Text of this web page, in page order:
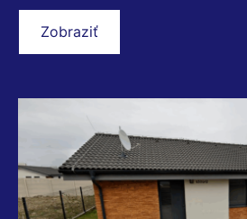
Zobraziť